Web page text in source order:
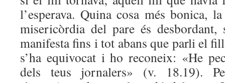
l’esperava. Quina cosa més bonica,
misericòrdia del pare és desbordant,
manifesta fins i tot abans que parli el
s’ha equivocat i ho reconeix: «He
dels teus jornalers» (v. 18.19).